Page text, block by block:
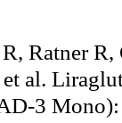
Ratner
al.
3